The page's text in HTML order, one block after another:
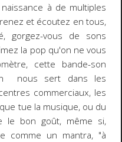
à de multiples
et écoutez en tous,
gorgez-vous de sons
la pop qu'on ne vous
cette bande-son
nous sert dans les
commerciaux, les
tue la musique, ou du
le bon goût, même si,
comme un mantra, "à